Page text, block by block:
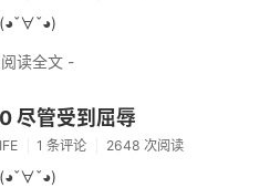
读全文 -
尽管受到屈辱
1 条评论 2648 次阅读